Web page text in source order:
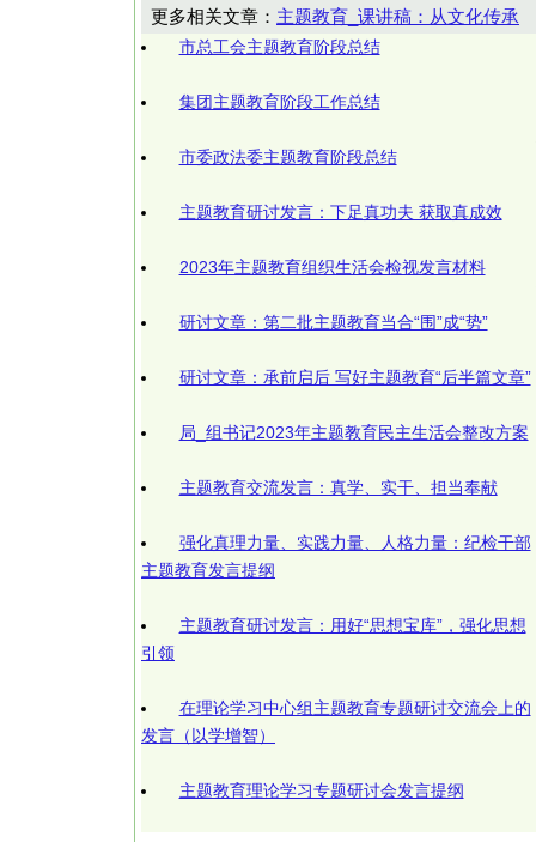
更多相关文章： 主题教育_课讲稿：从文化传承
市总工会主题教育阶段总结
集团主题教育阶段工作总结
市委政法委主题教育阶段总结
主题教育研讨发言：下足真功夫 获取真成效
2023年主题教育组织生活会检视发言材料
研讨文章：第二批主题教育当合“围”成“势”
研讨文章：承前启后 写好主题教育“后半篇文章”
局_组书记2023年主题教育民主生活会整改方案
主题教育交流发言：真学、实干、担当奉献
强化真理力量、实践力量、人格力量：纪检干部
主题教育发言提纲
主题教育研讨发言：用好“思想宝库”，强化思想
引领
在理论学习中心组主题教育专题研讨交流会上的
发言（以学增智）
主题教育理论学习专题研讨会发言提纲